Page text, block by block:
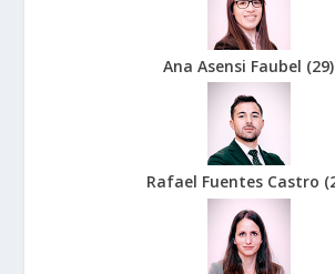
Ana Asensi Faubel (29)
Rafael Fuentes Castro (